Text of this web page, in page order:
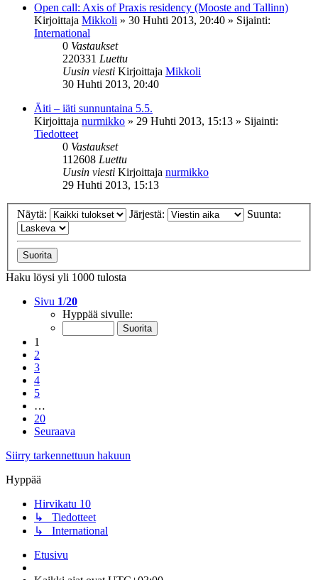
Open call: Axis of Praxis residency (Mooste and Tallinn)
Kirjoittaja Mikkoli » 30 Huhti 2013, 20:40 » Sijainti:
International
0 Vastaukset
220331 Luettu
Uusin viesti Kirjoittaja Mikkoli
30 Huhti 2013, 20:40
Äiti – iäti sunnuntaina 5.5.
Kirjoittaja nurmikko » 29 Huhti 2013, 15:13 » Sijainti:
Tiedotteet
0 Vastaukset
112608 Luettu
Uusin viesti Kirjoittaja nurmikko
29 Huhti 2013, 15:13
Näytä: Järjestä: Suunta:
Haku löysi yli 1000 tulosta
Sivu 1/20
Hyppää sivulle:
1
2
3
4
5
…
20
Seuraava
Siirry tarkennettuun hakuun
Hyppää
Hirvikatu 10
↳ Tiedotteet
↳ International
Etusivu